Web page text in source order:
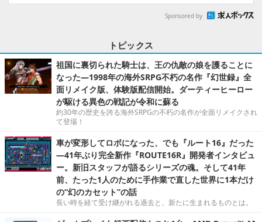
Sponsored by
トピックス
祖国に裏切られた騎士は、王の仇敵の娘を護ることに
なった―1998年の海外SRPG不朽の名作『幻世録』全
面リメイク版、体験版配信開始。ダーティーヒーロー
が駆ける異色の戦記が令和に蘇る
約30年の歴史を誇る海外SRPGの不朽の名作が全面リメイクされ
て登場！
車が変形してロボになった、でも『ルート16』だった
―41年ぶり完全新作『ROUTE16R』開発者インタビュ
ー。新旧スタッフが語るシリーズの魂。そして41年
前、たった1人のために手作業で直した世界に1本だけ
の“幻のカセット”の話
長い時を経て受け継がれる過去と、新たに生まれるものとは。